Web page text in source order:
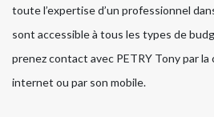
toute l’expertise d’un professionnel
sont accessible à tous les types de
prenez contact avec PETRY Tony par
internet ou par son mobile.